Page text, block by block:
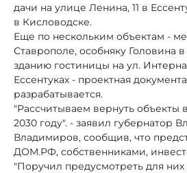
дачи на улице Ленина, 11 в
в Кисловодске.
Еще по нескольким объектам -
Ставрополе, особняку Головина
зданию гостиницы на ул.
Ессентуках - проектная
разрабатывается.
"Рассчитываем вернуть объекты
2030 году". - заявил губернатор
Владимиров, сообщив, что
ДОМ.РФ, собственниками,
"Поручил предусмотреть для них